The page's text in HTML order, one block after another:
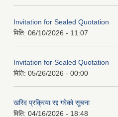
Invitation for Sealed Quotation
मिति: 06/10/2026 - 11:07
Invitation for Sealed Quotation
मिति: 05/26/2026 - 00:00
खरिद प्रक्रिया रद्द गरेको सूचना
मिति: 04/16/2026 - 18:48